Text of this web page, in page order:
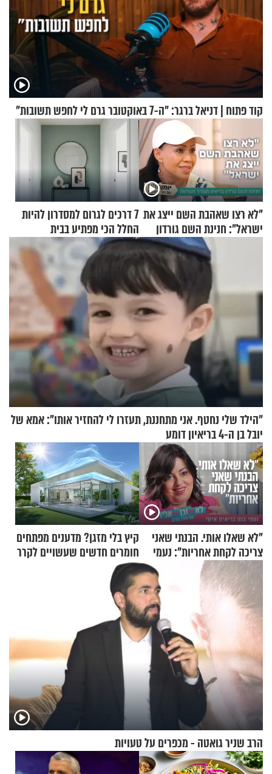
קוד פתוח | דניאל ברגר: "ה-7 באוקטובר גרם לי לחפש תשובות"
"לא רצו שאהבת השם ייצג את
ישראל": חנינת השם גורדון
בריאיון מעורר השראה
7 דרכים לגרום למסדרון להיות
החלל הכי מפתיע בבית
"הילד שלי נחטף. אני מתחננת, תעזרו לי להחזיר אותו": אמא של
יובל בן ה-4 בריאיון דומע
"לא שאלו אותי. הבנתי שאני
צריכה לקחת אחריות": נעמי
בנט בריאיון אישי
קיץ בלי מזגן? מדענים מפתחים
חומרים חדשים שעשויים לקרר
בתים
הרב שניר גואטה - מכפרים על טעויות